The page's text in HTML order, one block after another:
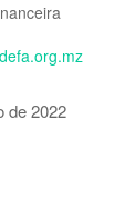
de 2022